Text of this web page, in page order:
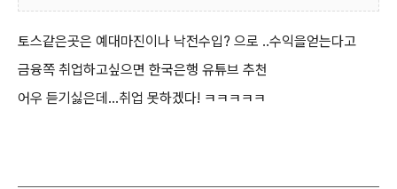
토스같은곳은 예대마진이나 낙전수입? 으로 ..수익을얻는다고
금융쪽 취업하고싶으면 한국은행 유튜브 추천
어우 듣기싫은데...취업 못하겠다! ㅋㅋㅋㅋㅋ